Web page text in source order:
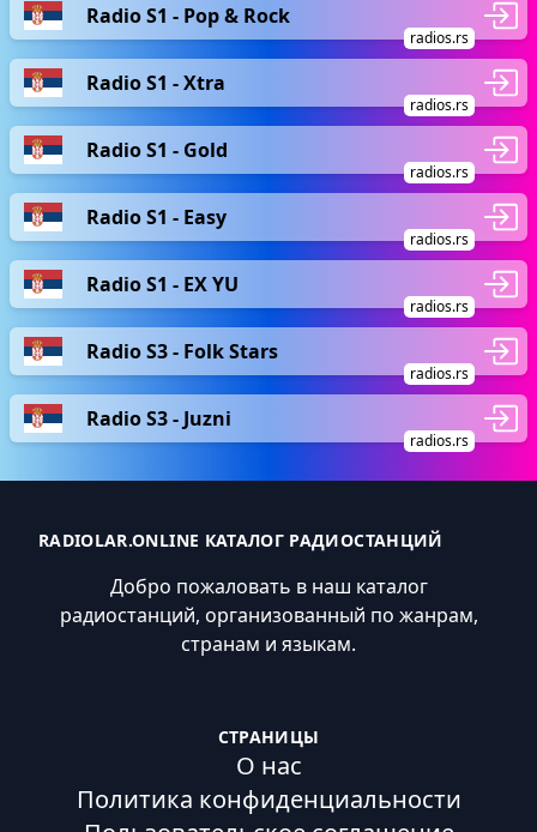
Radio S1 - Pop & Rock
radios.rs
Radio S1 - Xtra
radios.rs
Radio S1 - Gold
radios.rs
Radio S1 - Easy
radios.rs
Radio S1 - EX YU
radios.rs
Radio S3 - Folk Stars
radios.rs
Radio S3 - Juzni
radios.rs
RADIOLAR.ONLINE КАТАЛОГ РАДИОСТАНЦИЙ
Добро пожаловать в наш каталог
радиостанций, организованный по жанрам,
странам и языкам.
СТРАНИЦЫ
О нас
Политика конфиденциальности